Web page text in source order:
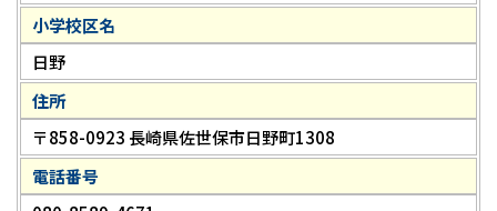
小学校区名
日野
住所
〒858-0923 長崎県佐世保市日野町1308
電話番号